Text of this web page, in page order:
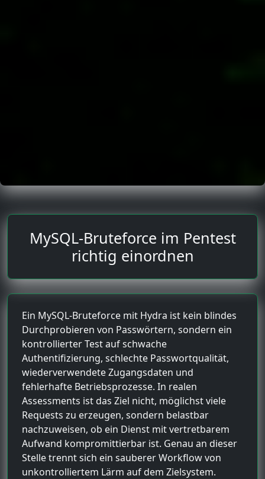
MySQL-Bruteforce im Pentest
richtig einordnen
Ein MySQL-Bruteforce mit Hydra ist kein blindes
Durchprobieren von Passwörtern, sondern ein
kontrollierter Test auf schwache
Authentifizierung, schlechte Passwortqualität,
wiederverwendete Zugangsdaten und
fehlerhafte Betriebsprozesse. In realen
Assessments ist das Ziel nicht, möglichst viele
Requests zu erzeugen, sondern belastbar
nachzuweisen, ob ein Dienst mit vertretbarem
Aufwand kompromittierbar ist. Genau an dieser
Stelle trennt sich ein sauberer Workflow von
unkontrolliertem Lärm auf dem Zielsystem.